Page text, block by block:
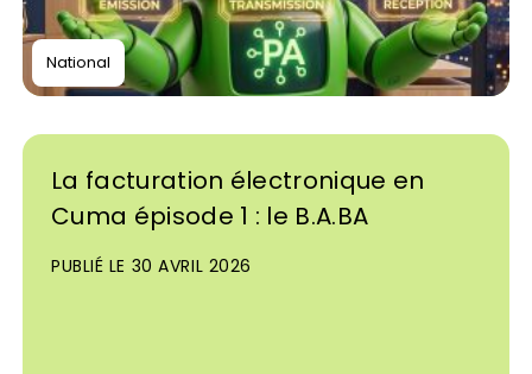
National
La facturation électronique en
Cuma épisode 1 : le B.A.BA
PUBLIÉ LE 30 AVRIL 2026